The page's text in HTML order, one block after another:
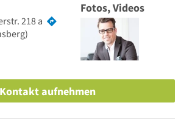
218 a
Fotos, Videos
Kontakt aufnehmen